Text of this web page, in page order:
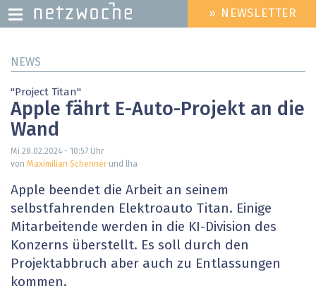
zum
HEADER
MENU
» NEWSLETTER
NEWS
"Project Titan"
Apple fährt E-Auto-Projekt an die
Wand
Mi 28.02.2024 - 10:57 Uhr
von Maximilian Schennerund lha
Apple beendet die Arbeit an seinem
selbstfahrenden Elektroauto Titan. Einige
Mitarbeitende werden in die KI-Division des
Konzerns überstellt. Es soll durch den
Projektabbruch aber auch zu Entlassungen
kommen.